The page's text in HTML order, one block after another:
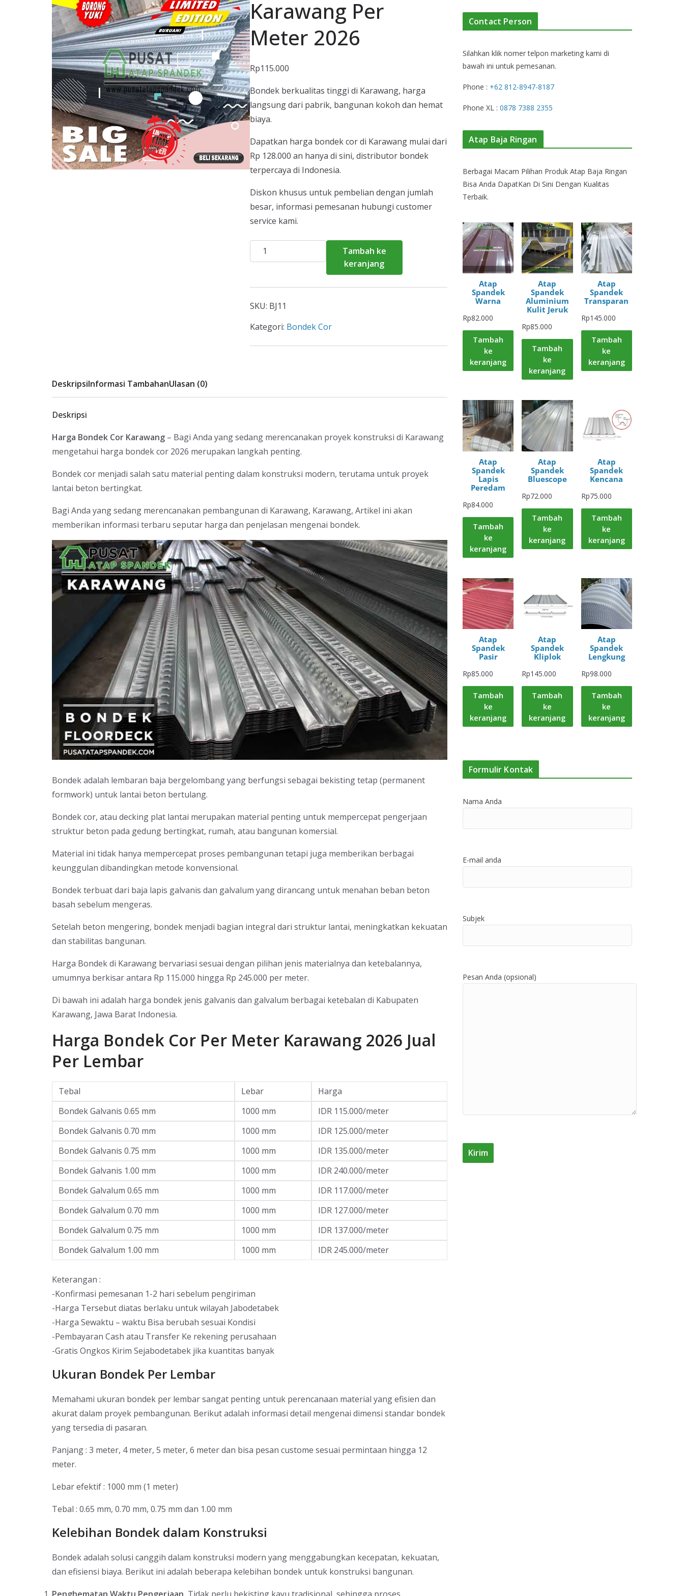
Karawang Per
Meter 2026
Rp115.000
Bondek berkualitas tinggi di Karawang, harga
langsung dari pabrik, bangunan kokoh dan hemat
biaya.
Dapatkan harga bondek cor di Karawang mulai dari
Rp 128.000 an hanya di sini, distributor bondek
terpercaya di Indonesia.
Diskon khusus untuk pembelian dengan jumlah
besar, informasi pemesanan hubungi customer
service kami.
Kuantitas
Harga
Per
Meter
Tambah ke
keranjang
SKU: BJ11
Kategori: Bondek Cor
DeskripsiInformasi TambahanUlasan (0)
Deskripsi
Harga Bondek Cor Karawang – Bagi Anda yang sedang merencanakan proyek konstruksi di Karawang
mengetahui harga bondek cor 2026 merupakan langkah penting.
Bondek cor menjadi salah satu material penting dalam konstruksi modern, terutama untuk proyek
lantai beton bertingkat.
Bagi Anda yang sedang merencanakan pembangunan di Karawang, Karawang, Artikel ini akan
memberikan informasi terbaru seputar harga dan penjelasan mengenai bondek.
Bondek adalah lembaran baja bergelombang yang berfungsi sebagai bekisting tetap (permanent
formwork) untuk lantai beton bertulang.
Bondek cor, atau decking plat lantai merupakan material penting untuk mempercepat pengerjaan
struktur beton pada gedung bertingkat, rumah, atau bangunan komersial.
Material ini tidak hanya mempercepat proses pembangunan tetapi juga memberikan berbagai
keunggulan dibandingkan metode konvensional.
Bondek terbuat dari baja lapis galvanis dan galvalum yang dirancang untuk menahan beban beton
basah sebelum mengeras.
Setelah beton mengering, bondek menjadi bagian integral dari struktur lantai, meningkatkan kekuatan
dan stabilitas bangunan.
Harga Bondek di Karawang bervariasi sesuai dengan pilihan jenis materialnya dan ketebalannya,
umumnya berkisar antara Rp 115.000 hingga Rp 245.000 per meter.
Di bawah ini adalah harga bondek jenis galvanis dan galvalum berbagai ketebalan di Kabupaten
Karawang, Jawa Barat Indonesia.
Harga Bondek Cor Per Meter Karawang 2026 Jual
Per Lembar
Tebal Lebar
Harga
Bondek Galvanis 0.65 mm
1000 mm
IDR 115.000/meter
Bondek Galvanis 0.70 mm
1000 mm
IDR 125.000/meter
Bondek Galvanis 0.75 mm
1000 mm
IDR 135.000/meter
Bondek Galvanis 1.00 mm
1000 mm
IDR 240.000/meter
Bondek Galvalum 0.65 mm
1000 mm
IDR 117.000/meter
Bondek Galvalum 0.70 mm
1000 mm
IDR 127.000/meter
Bondek Galvalum 0.75 mm
1000 mm
IDR 137.000/meter
Bondek Galvalum 1.00 mm
1000 mm IDR 245.000/meter
Keterangan :
-Konfirmasi pemesanan 1-2 hari sebelum pengiriman
-Harga Tersebut diatas berlaku untuk wilayah Jabodetabek
-Harga Sewaktu – waktu Bisa berubah sesuai Kondisi
-Pembayaran Cash atau Transfer Ke rekening perusahaan
-Gratis Ongkos Kirim Sejabodetabek jika kuantitas banyak
Ukuran Bondek Per Lembar
Memahami ukuran bondek per lembar sangat penting untuk perencanaan material yang efisien dan
akurat dalam proyek pembangunan. Berikut adalah informasi detail mengenai dimensi standar bondek
yang tersedia di pasaran.
Panjang : 3 meter, 4 meter, 5 meter, 6 meter dan bisa pesan custome sesuai permintaan hingga 12
meter.
Lebar efektif : 1000 mm (1 meter)
Tebal : 0.65 mm, 0.70 mm, 0.75 mm dan 1.00 mm
Kelebihan Bondek dalam Konstruksi
Bondek adalah solusi canggih dalam konstruksi modern yang menggabungkan kecepatan, kekuatan,
dan efisiensi biaya. Berikut ini adalah beberapa kelebihan bondek untuk konstruksi bangunan.
Contact Person
Silahkan klik nomer telpon marketing kami di
bawah ini untuk pemesanan.
Phone : +62 812-8947-8187
Phone XL : 0878 7388 2355
Atap Baja Ringan
Berbagai Macam Pilihan Produk Atap Baja Ringan
Bisa Anda DapatKan Di Sini Dengan Kualitas
Terbaik.
Atap
Spandek
Warna
Rp82.000
Tambah
ke
keranjang
Atap
Spandek
Aluminium
Kulit Jeruk
Rp85.000
Tambah
ke
keranjang
Atap
Spandek
Transparan
Rp145.000
Tambah
ke
keranjang
Atap
Spandek
Lapis
Peredam
Rp84.000
Tambah
ke
keranjang
Atap
Spandek
Bluescope
Rp72.000
Tambah
ke
keranjang
Atap
Spandek
Kencana
Rp75.000
Tambah
ke
keranjang
Atap
Spandek
Pasir
Rp85.000
Tambah
ke
keranjang
Atap
Spandek
Kliplok
Rp145.000
Tambah
ke
keranjang
Atap
Spandek
Lengkung
Rp98.000
Tambah
ke
keranjang
Formulir Kontak
Nama Anda
E-mail anda
Subjek
Pesan Anda (opsional)